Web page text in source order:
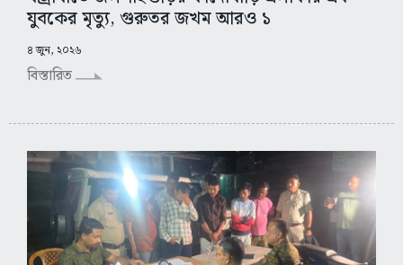
যুবকের মৃত্যু, গুরুতর জখম আরও ১
৪ জুন, ২০২৬
বিস্তারিত